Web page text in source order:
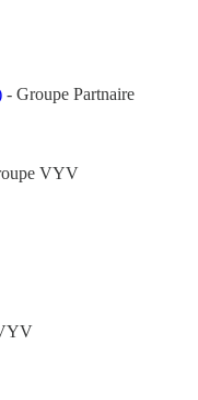
- Groupe Partnaire
VYV